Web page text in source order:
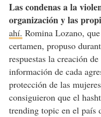
Las condenas a la
organización y las
ahí. Romina Lozano,
certamen, propuso
respuestas la creación
información de cada
protección de las
consiguieron que el
trending topic en el país